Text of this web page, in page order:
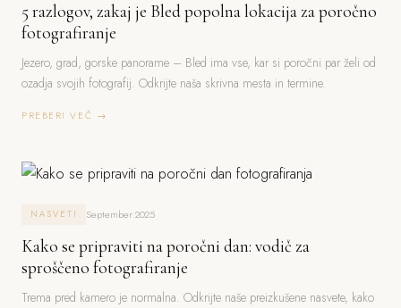
5 razlogov, zakaj je Bled popolna lokacija za poročno
fotografiranje
Jezero, grad, gorske panorame – Bled ima vse, kar si poročni par želi od
ozadja svojih fotografij. Odkrijte naša skrivna mesta in termine.
PREBERI VEČ →
NASVETI September 2025
Kako se pripraviti na poročni dan: vodič za
sproščeno fotografiranje
Trema pred kamero je normalna. Odkrijte naše preizkušene nasvete, kako